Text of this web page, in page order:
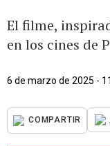
El filme,
en los cines de
6 de marzo de 2025 -
COMPARTIR